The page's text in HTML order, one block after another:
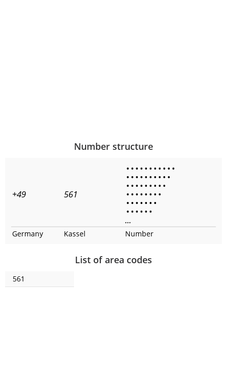
Number structure
+49 561
• • • • • • • • • • •
• • • • • • • • • •
• • • • • • • • •
• • • • • • • •
• • • • • • •
• • • • • •
...
Germany Kassel Number
List of area codes
561